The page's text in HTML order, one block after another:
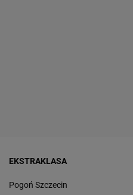
EKSTRAKLASA
Pogoń Szczecin